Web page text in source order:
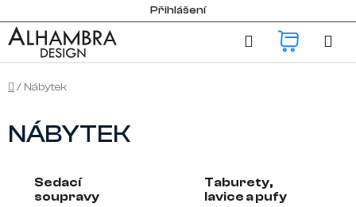
na
obsah
Přihlášení
Hledat
Domů
/ Nábytek
NÁBYTEK
Sedací
soupravy
Taburety,
lavice a pufy